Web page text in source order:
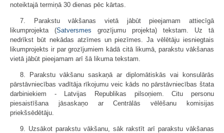
noteiktajā termiņā 30 dienas pēc kārtas.
7. Parakstu vākšanas vietā jābūt pieejamam attiecīgā
likumprojekta (Satversmes grozījumu projekta) tekstam. Uz tā
nedrīkst būt nekādas atzīmes un piezīmes. Ja vēlētāju iesniegtais
likumprojekts ir par grozījumiem kādā citā likumā, parakstu vākšanas
vietā jābūt pieejamam arī šā likuma tekstam.
8. Parakstu vākšanu saskaņā ar diplomātiskās vai konsulārās
pārstāvniecības vadītāja rīkojumu veic kāds no pārstāvniecības štata
darbiniekiem - Latvijas Republikas pilsoņiem. Citu personu
piesaistīšana jāsaskaņo ar Centrālās vēlēšanu komisijas
priekšsēdētāju.
9. Uzsākot parakstu vākšanu, sāk rakstīt arī parakstu vākšanas